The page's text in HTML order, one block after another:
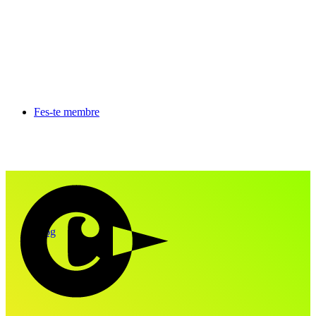
Fes-te membre
Blog